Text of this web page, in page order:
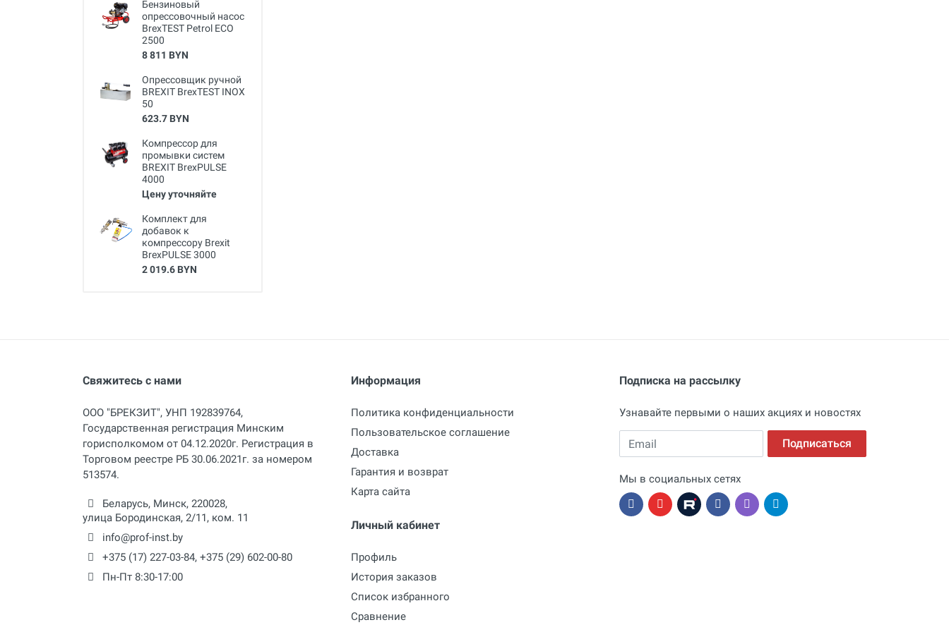
Бензиновый
опрессовочный насос
BrexTEST Petrol ECO
2500
8 811 BYN
Опрессовщик ручной
BREXIT BrexTEST INOX
50
623.7 BYN
Компрессор для
промывки систем
BREXIT BrexPULSE
4000
Цену уточняйте
Комплект для
добавок к
компрессору Brexit
BrexPULSE 3000
2 019.6 BYN
Свяжитесь с нами
ООО "БРЕКЗИТ", УНП 192839764,
Государственная регистрация Минским
горисполкомом от 04.12.2020г. Регистрация в
Торговом реестре РБ 30.06.2021г. за номером
513574.
Беларусь, Минск, 220028,
улица Бородинская, 2/11, ком. 11
info@prof-inst.by
+375 (17) 227-03-84, +375 (29) 602-00-80
Пн-Пт 8:30-17:00
Информация
Политика конфиденциальности
Пользовательское соглашение
Доставка
Гарантия и возврат
Карта сайта
Личный кабинет
Профиль
История заказов
Список избранного
Сравнение
Подписка на рассылку
Узнавайте первыми о наших акциях и новостях
Email Подписаться
Мы в социальных сетях